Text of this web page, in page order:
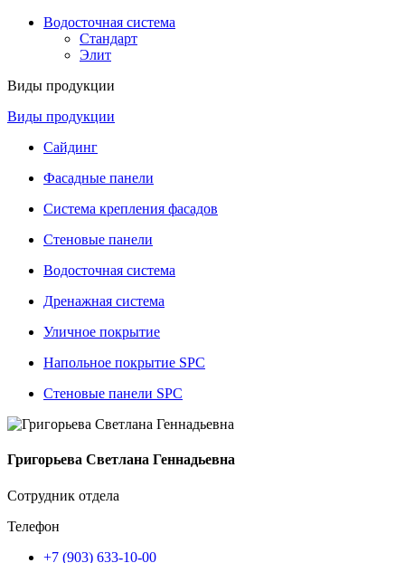
Водосточная система
Стандарт
Элит
Виды продукции
Виды продукции
Сайдинг
Фасадные панели
Система крепления фасадов
Стеновые панели
Водосточная система
Дренажная система
Уличное покрытие
Напольное покрытие SPC
Стеновые панели SPC
Григорьева Светлана Геннадьевна
Сотрудник отдела
Телефон
+7 (903) 633-10-00